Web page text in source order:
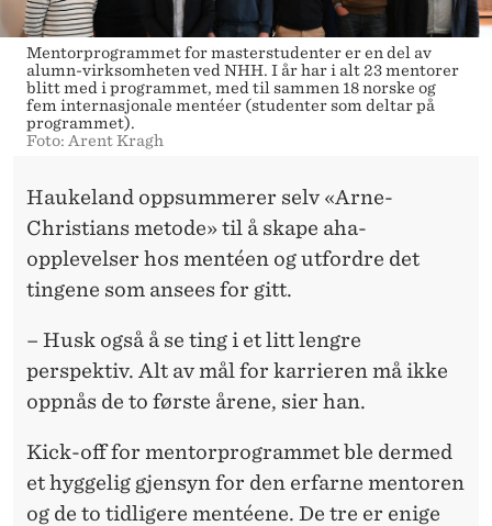
Mentorprogrammet for masterstudenter er en del av
alumn-virksomheten ved NHH. I år har i alt 23 mentorer
blitt med i programmet, med til sammen 18 norske og
fem internasjonale mentéer (studenter som deltar på
programmet).
Foto: Arent Kragh
Haukeland oppsummerer selv «Arne-
Christians metode» til å skape aha-
opplevelser hos mentéen og utfordre det
tingene som ansees for gitt.
– Husk også å se ting i et litt lengre
perspektiv. Alt av mål for karrieren må ikke
oppnås de to første årene, sier han.
Kick-off for mentorprogrammet ble dermed
et hyggelig gjensyn for den erfarne mentoren
og de to tidligere mentéene. De tre er enige